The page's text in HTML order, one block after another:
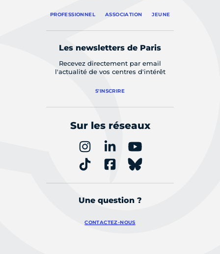
PROFESSIONNEL ASSOCIATION JEUNE
Les newsletters de Paris
Recevez directement par email
l'actualité de vos centres d'intérêt
S'INSCRIRE
Sur les réseaux
Une question ?
CONTACTEZ-NOUS